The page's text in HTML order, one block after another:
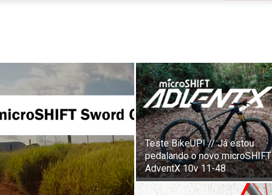
Teste BikeUP! // Já estou
pedalando o novo microSHIFT
AdventX 10v 11-48